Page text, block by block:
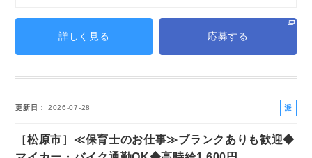
詳しく見る 応募する
更新日 2026-07-28
派
社
［松原市］≪保育士のお仕事≫ブランクありも歓迎◆